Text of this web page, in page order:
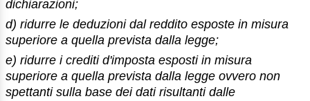
dichiarazioni;
d) ridurre le deduzioni dal reddito esposte in misura
superiore a quella prevista dalla legge;
e) ridurre i crediti d'imposta esposti in misura
superiore a quella prevista dalla legge ovvero non
spettanti sulla base dei dati risultanti dalle